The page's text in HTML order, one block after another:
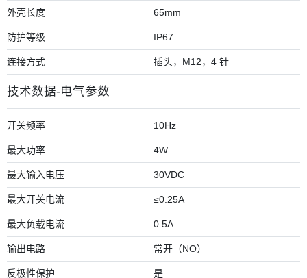
外壳长度 65mm
防护等级 IP67
连接方式 插头，M12，4 针
技术数据-电气参数
开关频率 10Hz
最大功率 4W
最大输入电压 30VDC
最大开关电流 ≤0.25A
最大负载电流 0.5A
输出电路 常开（NO）
反极性保护 是